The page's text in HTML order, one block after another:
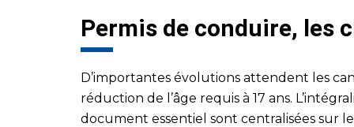
Permis de conduire, les
D’importantes évolutions attendent les
réduction de l’âge requis à 17 ans.
document essentiel sont centralisées sur